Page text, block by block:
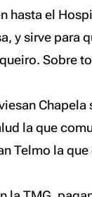
hasta el
y sirve para
Sobre
Chapela
la que
Telmo la